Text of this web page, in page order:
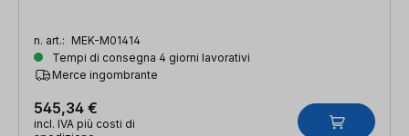
n. art.: MEK-M01414
Tempi di consegna 4 giorni lavorativi
Merce ingombrante
545,34 €
incl. IVA più costi di